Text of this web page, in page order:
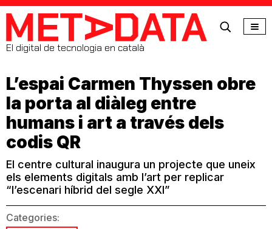
MetaData
El digital de tecnologia en català
L’espai Carmen Thyssen obre
la porta al diàleg entre
humans i art a través dels
codis QR
El centre cultural inaugura un projecte que uneix
els elements digitals amb l’art per replicar
“l’escenari híbrid del segle XXI”
Categories: